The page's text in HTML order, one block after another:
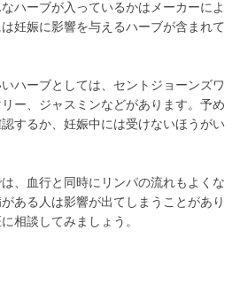
ハーブが入っているかはメーカーによ
妊娠に影響を与えるハーブが含まれて
ハーブとしては、セントジョーンズワ
ー、ジャスミンなどがあります。予め
するか、妊娠中には受けないほうがい
、血行と同時にリンパの流れもよくな
ある人は影響が出てしまうことがあり
相談してみましょう。